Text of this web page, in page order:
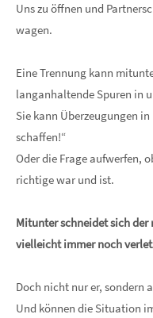
Uns zu öffnen und
wagen.
Eine Trennung kann
langanhaltende Spuren in
Sie kann Überzeugungen
schaffen!“
Oder die Frage aufwerfen,
richtige war und ist.
Mitunter schneidet sich der
vielleicht immer noch
Doch nicht nur er, sondern
Und können die Situation